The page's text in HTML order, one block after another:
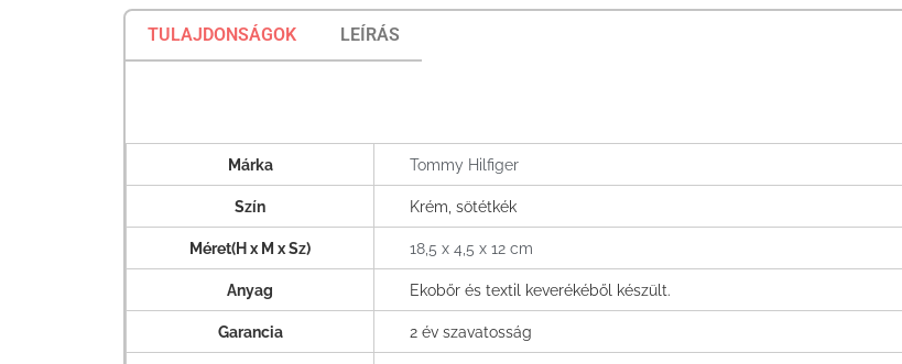
TULAJDONSÁGOK LEÍRÁS
Márka Tommy Hilfiger
Szín Krém, sötétkék
Méret(H x M x Sz) 18,5 x 4,5 x 12 cm
Anyag Ekobőr és textil keverékéből készült.
Garancia 2 év szavatosság